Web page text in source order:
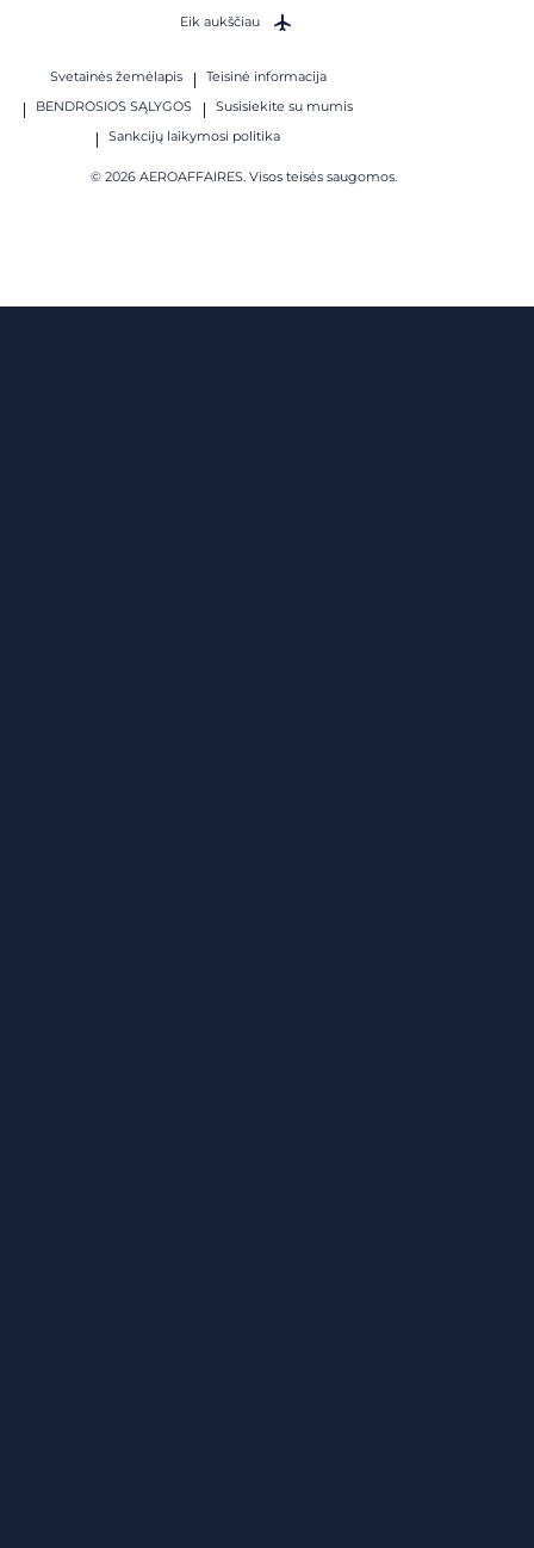
Svetainės žemėlapis
Teisinė informacija
BENDROSIOS SĄLYGOS
Susisiekite su mumis
Sankcijų laikymosi politika
© 2026 AEROAFFAIRES. Visos teisės saugomos.
Eik aukščiau